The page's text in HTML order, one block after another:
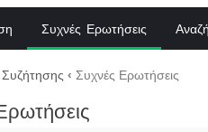
Συχνές Ερωτήσεις
‹ Συχνές Ερωτήσεις